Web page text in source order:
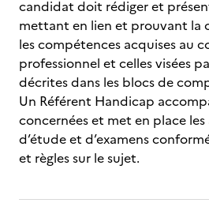
candidat doit rédiger et
mettant en lien et prouvant la
les compétences acquises au
professionnel et celles visées
décrites dans les blocs de
Un Référent Handicap
concernées et met en place
d’étude et d’examens
et règles sur le sujet.